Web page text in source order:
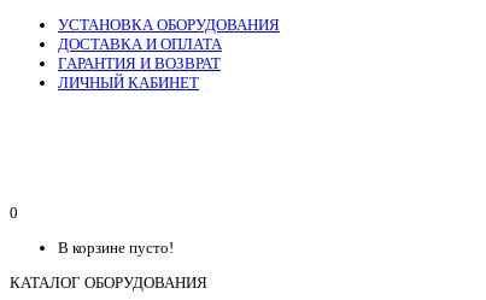
УСТАНОВКА ОБОРУДОВАНИЯ
ДОСТАВКА И ОПЛАТА
ГАРАНТИЯ И ВОЗВРАТ
ЛИЧНЫЙ КАБИНЕТ
0
В корзине пусто!
КАТАЛОГ ОБОРУДОВАНИЯ